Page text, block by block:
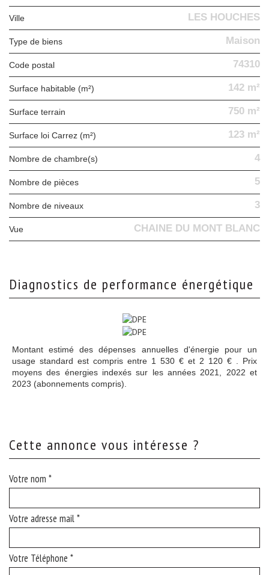
Ville LES HOUCHES
Type de biens Maison
Code postal 74310
Surface habitable (m²) 142 m²
surface terrain 750 m²
Surface loi Carrez (m²) 123 m²
Nombre de chambre(s) 4
Nombre de pièces 5
Nombre de niveaux 3
Vue CHAINE DU MONT BLANC
diagnostics de performance énergétique
Montant estimé des dépenses annuelles d'énergie pour un
usage standard est compris entre 1 530 € et 2 120 € . Prix
moyens des énergies indexés sur les années 2021, 2022 et
2023 (abonnements compris).
cette annonce vous intéresse ?
Votre nom *
Votre adresse mail *
Votre Téléphone *